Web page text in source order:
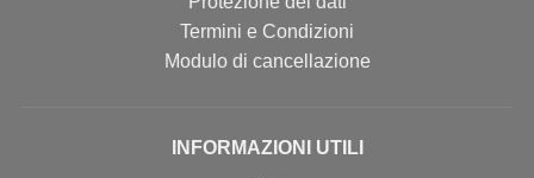
Termini e Condizioni
Modulo di cancellazione
INFORMAZIONI UTILI